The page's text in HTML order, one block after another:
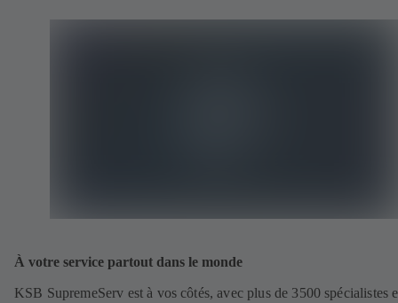
À votre service partout dans le monde
KSB SupremeServ est à vos côtés, avec plus de 3500 spécialistes